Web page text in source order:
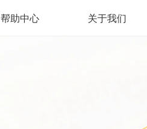
帮助中心 关于我们